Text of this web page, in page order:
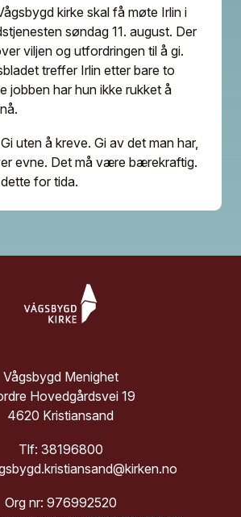
kirke skal få møte Irlin i
søndag 11. august. Der
viljen og utfordringen til å gi.
treffer Irlin etter bare to
jobben har hun ikke rukket å
uten å kreve. Gi av det man har,
evne. Det må være bærekraftig.
for tida.
Vågsbygd Menighet
Hovedgårdsvei 19
4620 Kristiansand
Tlf: 38196800
Org nr: 976992520